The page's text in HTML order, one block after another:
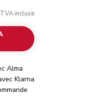
TVA incluse
Alma
Klarna